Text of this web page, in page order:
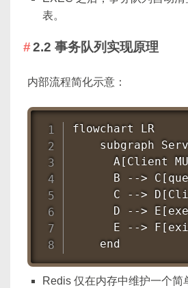
表。
2.2 事务队列实现原理
内部流程简化示意：
flowchart LR
subgraph
A[Client
B -->
C -->
D -->
E -->
    end
Redis 仅在内存中维护一个简